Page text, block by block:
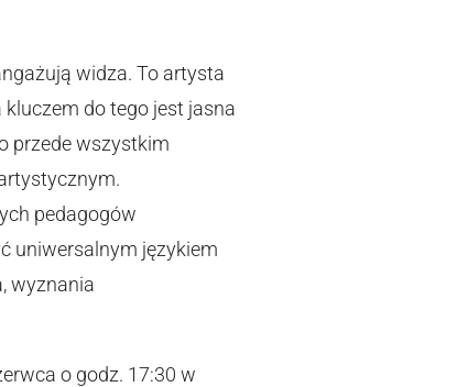
widza. To artysta
do tego jest jasna
przede wszystkim
pedagogów
uniwersalnym językiem
wyznania
o godz. 17:30 w